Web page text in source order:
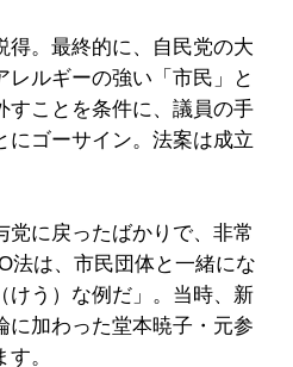
。最終的に、自民党の大
レルギーの強い「市民」と
すことを条件に、議員の手
にゴーサイン。法案は成立
に戻ったばかりで、非常
法は、市民団体と一緒にな
けう）な例だ」。当時、新
に加わった堂本暁子・元参
。